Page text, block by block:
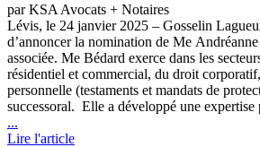
par KSA Avocats + Notaires
Lévis, le 24 janvier 2025 – Gosselin
d’annoncer la nomination de Me
associée. Me Bédard exerce dans les
résidentiel et commercial, du droit
personnelle (testaments et mandats de
successoral. Elle a développé une
...
Lire l'article